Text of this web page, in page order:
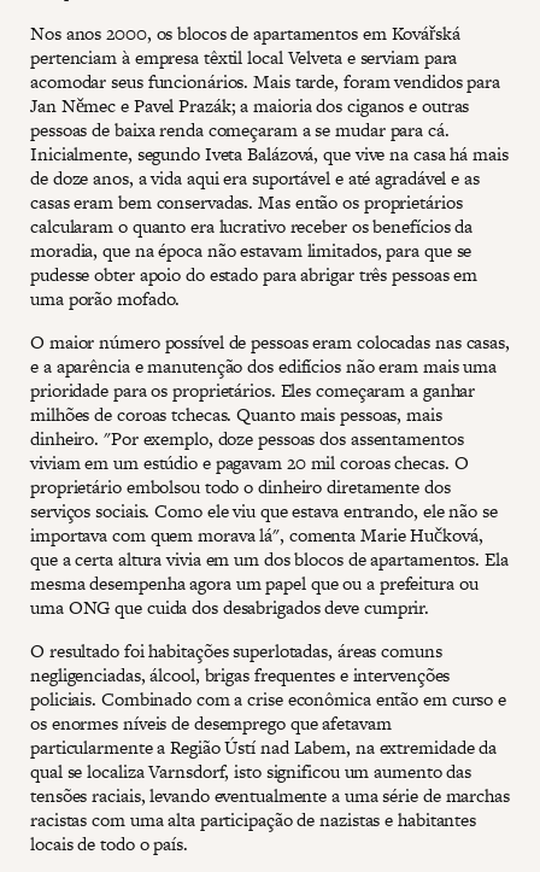
Nos anos 2000, os blocos de apartamentos em Kovářská
pertenciam à empresa têxtil local Velveta e serviam para
acomodar seus funcionários. Mais tarde, foram vendidos para
Jan Němec e Pavel Prazák; a maioria dos ciganos e outras
pessoas de baixa renda começaram a se mudar para cá.
Inicialmente, segundo Iveta Balázová, que vive na casa há mais
de doze anos, a vida aqui era suportável e até agradável e as
casas eram bem conservadas. Mas então os proprietários
calcularam o quanto era lucrativo receber os benefícios da
moradia, que na época não estavam limitados, para que se
pudesse obter apoio do estado para abrigar três pessoas em
uma porão mofado.
O maior número possível de pessoas eram colocadas nas casas,
e a aparência e manutenção dos edifícios não eram mais uma
prioridade para os proprietários. Eles começaram a ganhar
milhões de coroas tchecas. Quanto mais pessoas, mais
dinheiro. "Por exemplo, doze pessoas dos assentamentos
viviam em um estúdio e pagavam 20 mil coroas checas. O
proprietário embolsou todo o dinheiro diretamente dos
serviços sociais. Como ele viu que estava entrando, ele não se
importava com quem morava lá", comenta Marie Hučková,
que a certa altura vivia em um dos blocos de apartamentos. Ela
mesma desempenha agora um papel que ou a prefeitura ou
uma ONG que cuida dos desabrigados deve cumprir.
O resultado foi habitações superlotadas, áreas comuns
negligenciadas, álcool, brigas frequentes e intervenções
policiais. Combinado com a crise econômica então em curso e
os enormes níveis de desemprego que afetavam
particularmente a Região Ústí nad Labem, na extremidade da
qual se localiza Varnsdorf, isto significou um aumento das
tensões raciais, levando eventualmente a uma série de marchas
racistas com uma alta participação de nazistas e habitantes
locais de todo o país.